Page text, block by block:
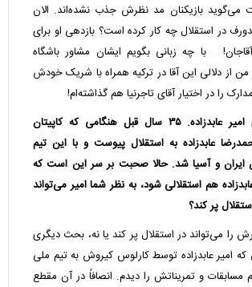
می‌گوید بازیکنان مد نظرش جذب نشده‌اند. الان
در استقلال چه کار کرده است؟ بازدهی او برای
با چه زبانی بگویم ایشان مشاور باشگاه
از دلالی این آقا در ترکیه همراه با شریک خودش
را در اختیار آقای تاجرنیا هم گذاشته‌ام!
برسیم به ماجرای امیر عابدزاده. ۳۵ سال قبل هنگامی که کاپیتان
عابدزاده به استقلال پیوست و با این تیم
ایران و آسیا شد. حالا صحبت بر سر این است که
هم استقلالی شود، به نظر شما امیر می‌تواند
پر کند؟
را می‌تواند در استقلال پر کند یا نه، بحث دیگری
امیر عابدزاده توسط کارلوس کیروش به تیم ملی
و تمریناتش را دیدم. انصافاً در آن مقطع